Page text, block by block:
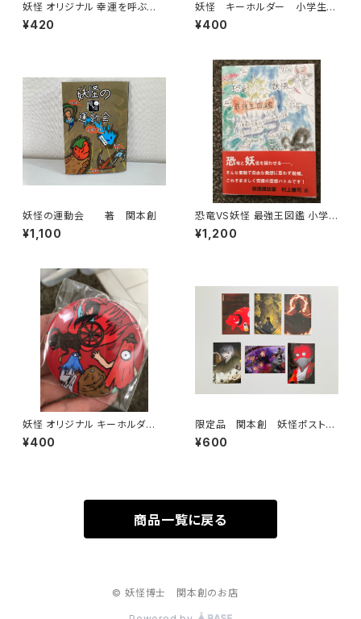
妖怪 オリジナル 幸運を呼ぶお
守り(大)キーホルダー
¥420
妖怪 キーホルダー 小学生妖
怪博士アラタ オリジナルデザ
イン
¥400
妖怪の運動会 著 関本創
¥1,100
恐竜VS妖怪 最強王図鑑 小学
生妖怪博士アラタが描いた恐竜
と妖怪のオリジナル本
¥1,200
妖怪 オリジナル キーホルダ
ー 小学生妖怪博士アラタ オ
リジナルデザイン
¥400
限定品 関本創 妖怪ポストカ
ード6枚組
¥600
商品一覧に戻る
© 妖怪博士 関本創のお店